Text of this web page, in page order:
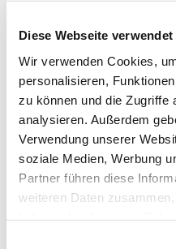
Diese Webseite
Wir verwenden Cookies,
personalisieren,
zu können und die Zugriffe
analysieren. Außerdem
Verwendung unserer
soziale Medien, Werbung
Partner führen diese
weiteren Daten
Dies